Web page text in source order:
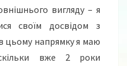
вигляду – я
своїм досвідом з
цьому напрямку я маю
вже 2 роки